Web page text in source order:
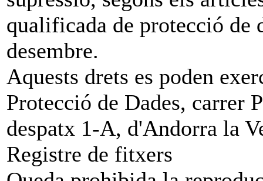
qualificada de protecció de
desembre.
Aquests drets es poden
Protecció de Dades, carrer
despatx 1-A, d'Andorra la
Registre de fitxers